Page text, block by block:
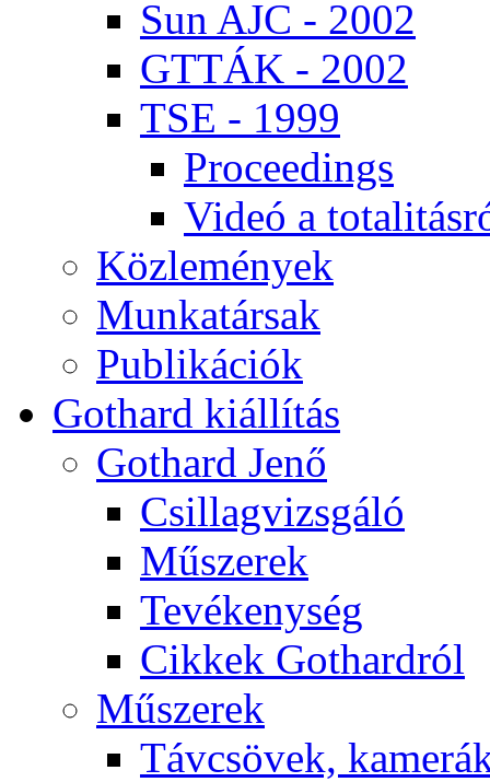
Sun AJC - 2002
GT­TÁK - 2002
TSE - 1999
Pro­ce­e­dings
Vi­deó a
Köz­le­mé­nyek
Mun­ka­tár­sak
Pub­li­ká­ci­ók
Got­hard ki­ál­lí­tás
Got­hard Je­nő
Csil­lag­vizs­gá­ló
Mű­sze­rek
Te­vé­keny­ség
Cik­kek Got­hard­ról
Mű­sze­rek
Táv­csö­vek,